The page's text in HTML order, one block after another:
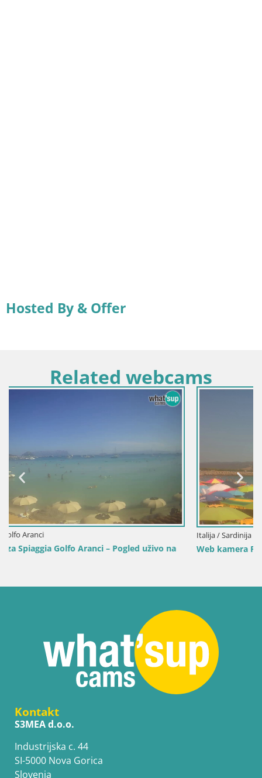
Hosted By & Offer
Related webcams
Italija / Sardinija / Sant'Anna Arresi
Web kamera Porto Pino – Pogled uživo iz Sant’Anna Arresija
Kontakt
S3MEA d.o.o.
Industrijska c. 44
SI-5000 Nova Gorica
Slovenia